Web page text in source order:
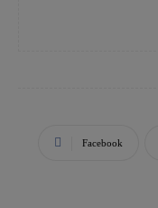
Facebook